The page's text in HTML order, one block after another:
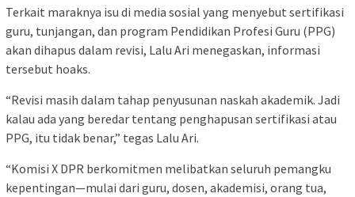
Terkait maraknya isu di media sosial yang menyebut sertifikasi
guru, tunjangan, dan program Pendidikan Profesi Guru (PPG)
akan dihapus dalam revisi, Lalu Ari menegaskan, informasi
tersebut hoaks.
“Revisi masih dalam tahap penyusunan naskah akademik. Jadi
kalau ada yang beredar tentang penghapusan sertifikasi atau
PPG, itu tidak benar,” tegas Lalu Ari.
“Komisi X DPR berkomitmen melibatkan seluruh pemangku
kepentingan—mulai dari guru, dosen, akademisi, orang tua,